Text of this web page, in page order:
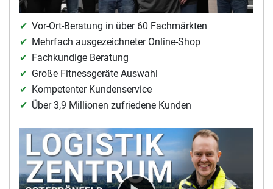
Vor-Ort-Beratung in über 60 Fachmärkten
Mehrfach ausgezeichneter Online-Shop
Große Fitnessgeräte Auswahl
Kompetenter Kundenservice
Über 3,9 Millionen zufriedene Kunden